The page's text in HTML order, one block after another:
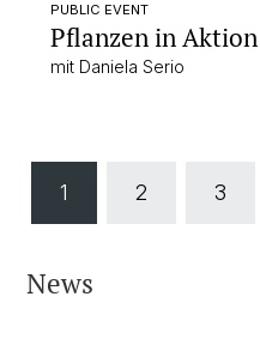
PUBLIC EVENT
Pflanzen in Aktion
mit Daniela Serio
1 2 3
News